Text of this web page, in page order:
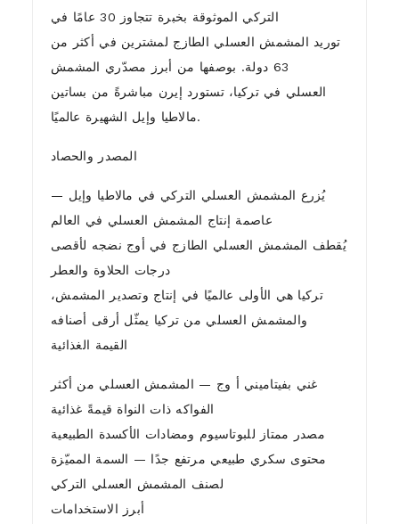
التركي الموثوقة بخبرة تتجاوز 30 عامًا في
توريد المشمش العسلي الطازج لمشترين في أكثر من
63 دولة. بوصفها من أبرز مصدّري المشمش
العسلي في تركيا، تستورد إيرن مباشرةً من بساتين
مالاطيا وإيل الشهيرة عالميًا.
المصدر والحصاد
يُزرع المشمش العسلي التركي في مالاطيا وإيل —
عاصمة إنتاج المشمش العسلي في العالم
يُقطف المشمش العسلي الطازج في أوج نضجه لأقصى
درجات الحلاوة والعطر
تركيا هي الأولى عالميًا في إنتاج وتصدير المشمش،
والمشمش العسلي من تركيا يمثّل أرقى أصنافه
القيمة الغذائية
غني بفيتاميني أ وج — المشمش العسلي من أكثر
الفواكه ذات النواة قيمةً غذائية
مصدر ممتاز للبوتاسيوم ومضادات الأكسدة الطبيعية
محتوى سكري طبيعي مرتفع جدًا — السمة المميّزة
لصنف المشمش العسلي التركي
أبرز الاستخدامات